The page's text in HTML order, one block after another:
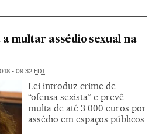
multar assédio sexual na
- 09:32 EDT
Lei introduz crime de
“ofensa sexista” e prevê
multa de até 3.000 euros por
assédio em espaços públicos